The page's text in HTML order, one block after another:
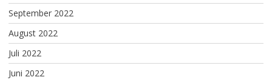
September 2022
August 2022
Juli 2022
Juni 2022